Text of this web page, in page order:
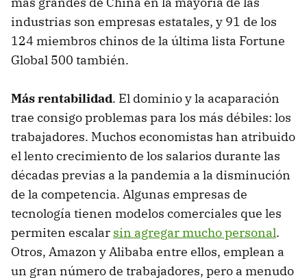
industrias son empresas estatales, y 91 de los
124 miembros chinos de la última lista Fortune
Global 500 también.
Más rentabilidad. El dominio y la acaparación
trae consigo problemas para los más débiles: los
trabajadores. Muchos economistas han atribuido
el lento crecimiento de los salarios durante las
décadas previas a la pandemia a la disminución
de la competencia. Algunas empresas de
tecnología tienen modelos comerciales que les
permiten escalar sin agregar mucho personal.
Otros, Amazon y Alibaba entre ellos, emplean a
un gran número de trabajadores, pero a menudo